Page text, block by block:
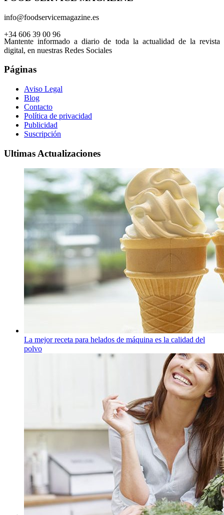
info@foodservicemagazine.es
+34 606 39 00 96
Mantente informado a diario de toda la actualidad de la revista
digital, en nuestras Redes Sociales
Páginas
Aviso Legal
Blog
Contacto
Política de privacidad
Publicidad
Suscripción
Ultimas Actualizaciones
La mejor receta para helados de máquina es la calidad del
polvo